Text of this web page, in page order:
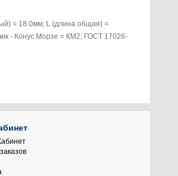
= 18.0мм; L (длина общая) =
- Конус Морзе = КМ2; ГОСТ 17026-